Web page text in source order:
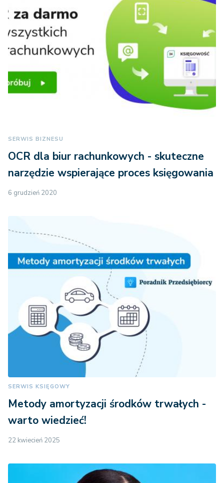
SERWIS BIZNESU
OCR dla biur rachunkowych - skuteczne
narzędzie wspierające proces księgowania
6 grudzień 2020
SERWIS KSIĘGOWY
Metody amortyzacji środków trwałych -
warto wiedzieć!
22 kwiecień 2025